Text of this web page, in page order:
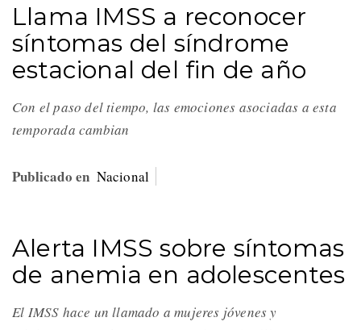
Llama IMSS a reconocer
síntomas del síndrome
estacional del fin de año
Con el paso del tiempo, las emociones asociadas a esta
temporada cambian
Publicado en Nacional
Alerta IMSS sobre síntomas
de anemia en adolescentes
El IMSS hace un llamado a mujeres jóvenes y